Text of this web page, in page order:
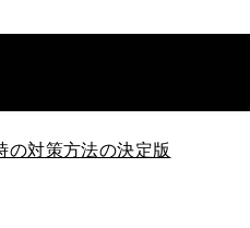
の対策方法の決定版